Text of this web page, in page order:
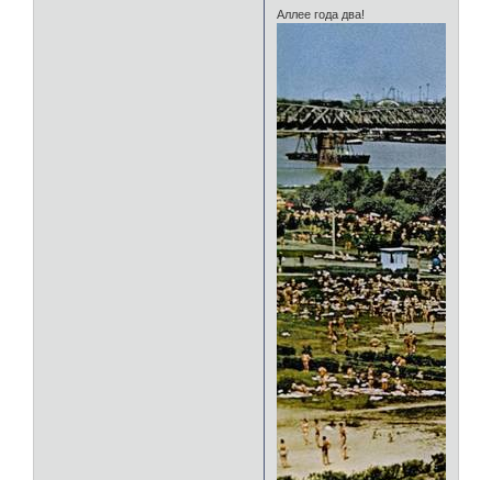
Аллее года два!